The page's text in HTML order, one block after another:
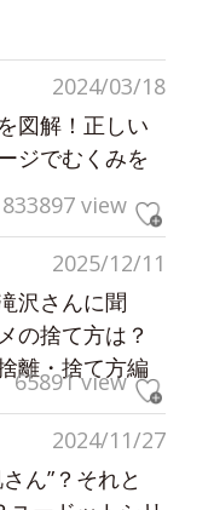
2024/03/18
図解！正しい
ジでむくみを
view
2025/12/11
沢さんに聞
の捨て方は？
離・捨て方編
65891 view
2024/11/27
ん”？それと